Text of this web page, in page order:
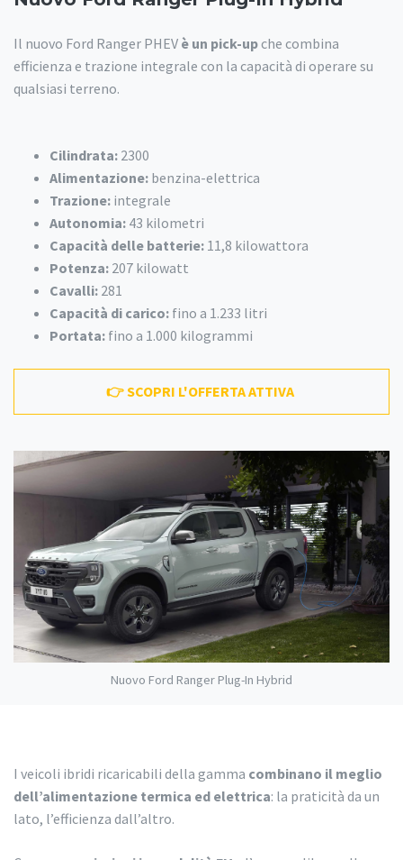
Il nuovo Ford Ranger PHEV è un pick-upche combina
efficienza e trazione integrale con la capacità di operare su
qualsiasi terreno.
Cilindrata: 2300
Alimentazione: benzina-elettrica
Trazione: integrale
Autonomia: 43 kilometri
Capacità delle batterie: 11,8 kilowattora
Potenza: 207 kilowatt
Cavalli: 281
Capacità di carico: fino a 1.233 litri
Portata: fino a 1.000 kilogrammi
👉 SCOPRI L'OFFERTA ATTIVA
Nuovo Ford Ranger Plug-In Hybrid
I veicoli ibridi ricaricabili della gamma combinano il meglio
dell’alimentazione termica ed elettrica: la praticità da un
lato, l’efficienza dall’altro.